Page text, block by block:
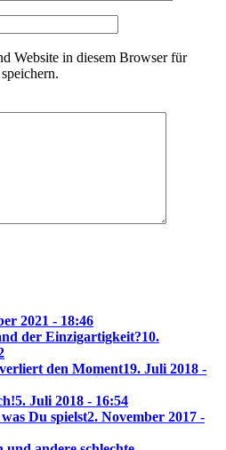
Website in diesem Browser für
2021 - 18:46
der Einzigartigkeit?10.
den Moment19. Juli 2018 -
5. Juli 2018 - 16:54
Du spielst2. November 2017 -